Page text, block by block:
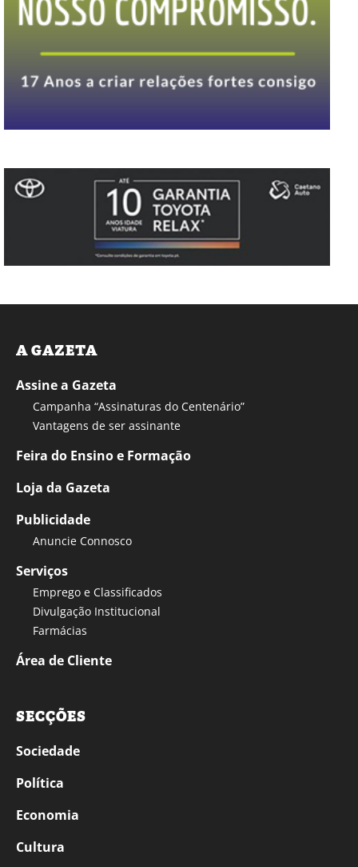
A GAZETA
Assine a Gazeta
Campanha “Assinaturas do Centenário”
Vantagens de ser assinante
Feira do Ensino e Formação
Loja da Gazeta
Publicidade
Anuncie Connosco
Serviços
Emprego e Classificados
Divulgação Institucional
Farmácias
Área de Cliente
SECÇÕES
Sociedade
Política
Economia
Cultura